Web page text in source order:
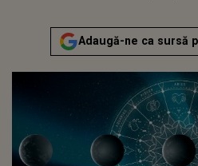
Adaugă-ne ca sursă